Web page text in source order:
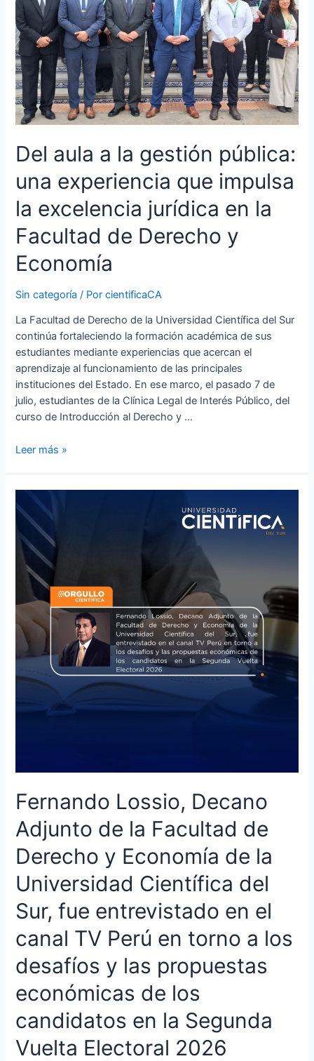
Del aula a la gestión pública:
una experiencia que impulsa
la excelencia jurídica en la
Facultad de Derecho y
Economía
Sin categoría / PorcientificaCA
La Facultad de Derecho de la Universidad Científica del Sur
continúa fortaleciendo la formación académica de sus
estudiantes mediante experiencias que acercan el
aprendizaje al funcionamiento de las principales
instituciones del Estado. En ese marco, el pasado 7 de
julio, estudiantes de la Clínica Legal de Interés Público, del
curso de Introducción al Derecho y …
una
experiencia
que
impulsa
la
excelencia
jurídica
en
Facultad
Derecho
y
Economía
Leer más »
Fernando Lossio, Decano
Adjunto de la Facultad de
Derecho y Economía de la
Universidad Científica del
Sur, fue entrevistado en el
canal TV Perú en torno a los
desafíos y las propuestas
económicas de los
candidatos en la Segunda
Vuelta Electoral 2026
Fernando
Lossio,
Decano
Adjunto
de
Facultad
Derecho
Economía
de
Universidad
fue
en
el
canal
TV
Perú
en
a
los
desafíos
y
propuestas
económicas
de
los